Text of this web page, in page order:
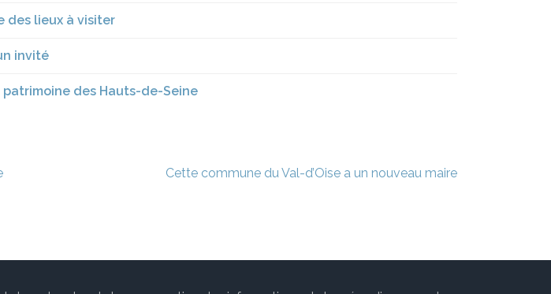
des lieux à visiter
invité
patrimoine des Hauts-de-Seine
Cette commune du Val-d’Oise a un nouveau maire